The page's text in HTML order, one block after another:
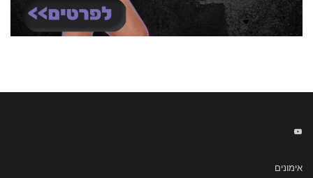
אימונים